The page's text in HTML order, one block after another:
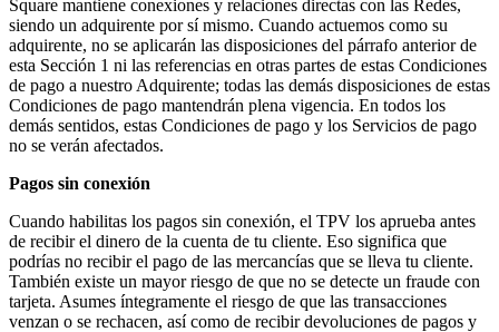
Centres de salut i clíniques
Professionals de la salut i el fitnes
Descobrir
Solucions de pagament
Software de TPV per a comerços
Software de TPV per a cites
Factures
Square mantiene conexiones y relaciones directas con las Redes,
siendo un adquirente por sí mismo. Cuando actuemos como su
adquirente, no se aplicarán las disposiciones del párrafo anterior de
esta Sección 1 ni las referencias en otras partes de estas Condiciones
de pago a nuestro Adquirente; todas las demás disposiciones de estas
Condiciones de pago mantendrán plena vigencia. En todos los
demás sentidos, estas Condiciones de pago y los Servicios de pago
no se verán afectados.
Pagos sin conexión
Cuando habilitas los pagos sin conexión, el TPV los aprueba antes
de recibir el dinero de la cuenta de tu cliente. Eso significa que
podrías no recibir el pago de las mercancías que se lleva tu cliente.
También existe un mayor riesgo de que no se detecte un fraude con
tarjeta. Asumes íntegramente el riesgo de que las transacciones
venzan o se rechacen, así como de recibir devoluciones de pagos y